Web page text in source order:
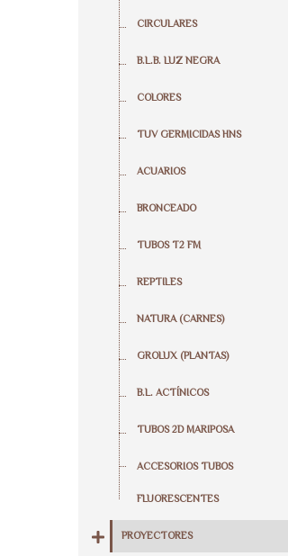
CIRCULARES
B.L.B. LUZ NEGRA
COLORES
TUV GERMICIDAS HNS
ACUARIOS
BRONCEADO
TUBOS T2 FM
REPTILES
NATURA (CARNES)
GROLUX (PLANTAS)
B.L. ACTÍNICOS
TUBOS 2D MARIPOSA
ACCESORIOS TUBOS
FLUORESCENTES
PROYECTORES